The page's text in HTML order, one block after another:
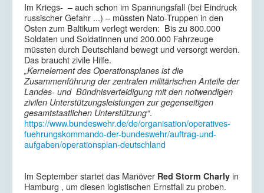
Im Kriegs- – auch schon im Spannungsfall (bei Eindruck
russischer Gefahr ...) – müssten Nato-Truppen in den
Osten zum Baltikum verlegt werden: Bis zu 800.000
Soldaten und Soldatinnen und 200.000 Fahrzeuge
müssten durch Deutschland bewegt und versorgt werden.
Das braucht zivile Hilfe.
„Kernelement des Operationsplanes ist die
Zusammenführung der zentralen militärischen Anteile der
Landes- und Bündnisverteidigung mit den notwendigen
zivilen Unterstützungsleistungen zur gegenseitigen
gesamtstaatlichen Unterstützung“.
https://www.bundeswehr.de/de/organisation/operatives-
fuehrungskommando-der-bundeswehr/auftrag-und-
aufgaben/operationsplan-deutschland
Im September startet das Manöver Red Storm Charly in
Hamburg , um diesen logistischen Ernstfall zu proben.